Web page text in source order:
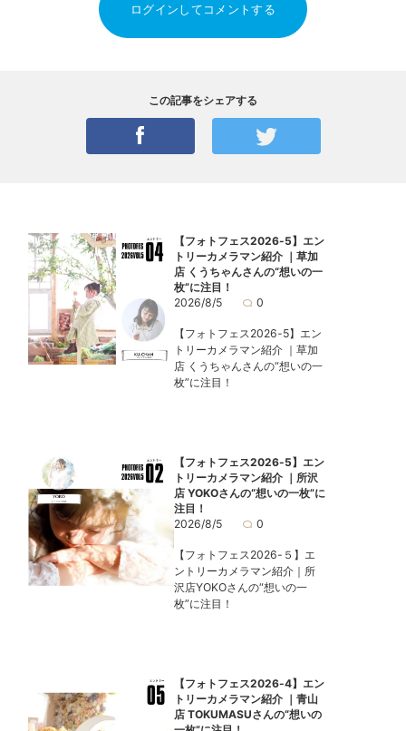
ログインしてコメントする
この記事をシェアする
【フォトフェス2026-5】エン
トリーカメラマン紹介 ｜草加
店 くうちゃんさんの“想いの一
枚”に注目！
2026/8/5
0
【フォトフェス2026-5】エン
トリーカメラマン紹介 ｜草加
店 くうちゃんさんの“想いの一
枚”に注目！
【フォトフェス2026-5】エン
トリーカメラマン紹介 ｜所沢
店 YOKOさんの“想いの一枚”に
注目！
2026/8/5
0
【フォトフェス2026-５】エ
ントリーカメラマン紹介｜所
沢店YOKOさんの“想いの一
枚”に注目！
【フォトフェス2026-4】エン
トリーカメラマン紹介 ｜青山
店 TOKUMASUさんの“想いの